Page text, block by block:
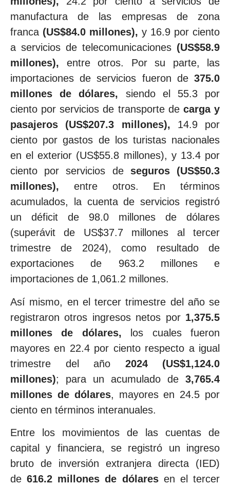
manufactura de las empresas de zona
franca (US$84.0 millones), y 16.9 por ciento
a servicios de telecomunicaciones (US$58.9
millones), entre otros. Por su parte, las
importaciones de servicios fueron de 375.0
millones de dólares, siendo el 55.3 por
ciento por servicios de transporte de carga y
pasajeros (US$207.3 millones), 14.9 por
ciento por gastos de los turistas nacionales
en el exterior (US$55.8 millones), y 13.4 por
ciento por servicios de seguros (US$50.3
millones), entre otros. En términos
acumulados, la cuenta de servicios registró
un déficit de 98.0 millones de dólares
(superávit de US$37.7 millones al tercer
trimestre de 2024), como resultado de
exportaciones de 963.2 millones e
importaciones de 1,061.2 millones.
Así mismo, en el tercer trimestre del año se
registraron otros ingresos netos por 1,375.5
millones de dólares, los cuales fueron
mayores en 22.4 por ciento respecto a igual
trimestre del año 2024 (US$1,124.0
millones); para un acumulado de 3,765.4
millones de dólares, mayores en 24.5 por
ciento en términos interanuales.
Entre los movimientos de las cuentas de
capital y financiera, se registró un ingreso
bruto de inversión extranjera directa (IED)
de 616.2 millones de dólares en el tercer